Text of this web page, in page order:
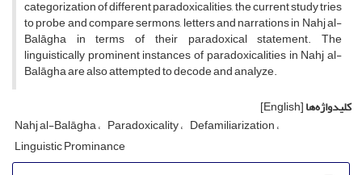
categorization of different paradoxicalities, the current study tries
to probe and compare sermons, letters and narrations in Nahj al-
Balāgha in terms of their paradoxical statement. The
linguistically prominent instances of paradoxicalities in Nahj al-
Balāgha are also attempted to decode and analyze.
کلیدواژه‌ها[English]
Nahj al-Balāgha Paradoxicality Defamiliarization
Linguistic Prominance